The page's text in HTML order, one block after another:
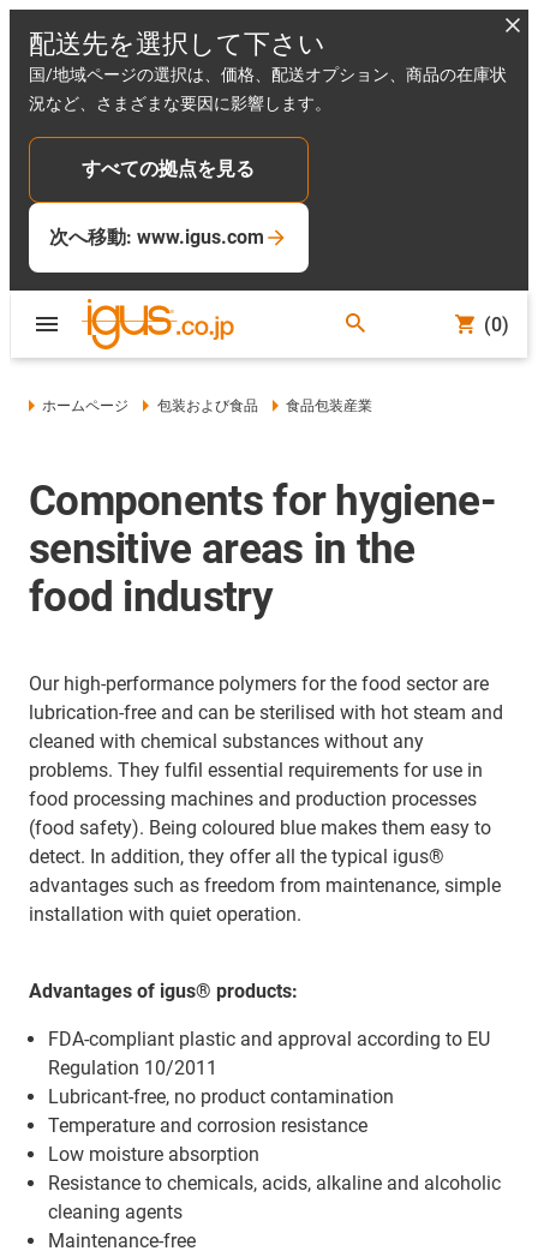
配送先を選択して下さい
国/地域ページの選択は、価格、配送オプション、商品の在庫状
況など、さまざまな要因に影響します。
すべての拠点を見る
次へ移動: www.igus.com
(0)
ホームページ 包装および食品 食品包装産業
Components for hygiene-
sensitive areas in the
food industry
Our high-performance polymers for the food sector are
lubrication-free and can be sterilised with hot steam and
cleaned with chemical substances without any
problems. They fulfil essential requirements for use in
food processing machines and production processes
(food safety). Being coloured blue makes them easy to
detect. In addition, they offer all the typical igus®
advantages such as freedom from maintenance, simple
installation with quiet operation.
Advantages of igus® products:
FDA-compliant plastic and approval according to EU
Regulation 10/2011
Lubricant-free, no product contamination
Temperature and corrosion resistance
Low moisture absorption
Resistance to chemicals, acids, alkaline and alcoholic
cleaning agents
Maintenance-free